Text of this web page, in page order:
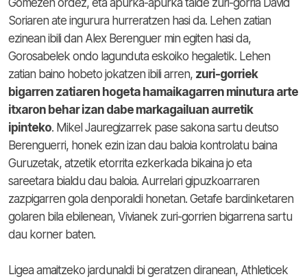
Soriaren ate ingurura hurreratzen hasi da. Lehen zatian
ezinean ibili dan Alex Berenguer min egiten hasi da,
Gorosabelek ondo lagunduta eskoiko hegaletik. Lehen
zatian baino hobeto jokatzen ibili arren, zuri-gorriek
bigarren zatiaren hogeta hamaikagarren minutura arte
itxaron behar izan dabe markagailuan aurretik
ipinteko. Mikel Jauregizarrek pase sakona sartu deutso
Berenguerri, honek ezin izan dau baloia kontrolatu baina
Guruzetak, atzetik etorrita ezkerkada bikaina jo eta
sareetara bialdu dau baloia. Aurrelari gipuzkoarraren
zazpigarren gola denporaldi honetan. Getafe bardinketaren
golaren bila ebilenean, Vivianek zuri-gorrien bigarrena sartu
dau korner baten.
Ligea amaitzeko jardunaldi bi geratzen diranean, Athleticek